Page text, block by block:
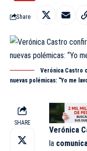
Share
Verónica Castro
nuevas polémicas: “Yo me
SHARE
Verónica
la